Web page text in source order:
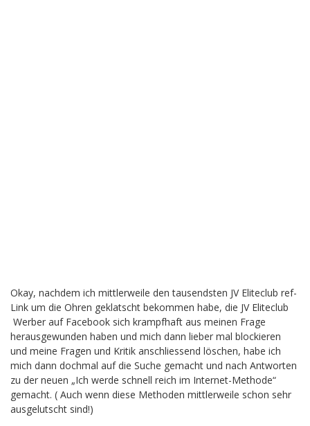
Okay, nachdem ich mittlerweile den tausendsten JV Eliteclub ref-
Link um die Ohren geklatscht bekommen habe, die JV Eliteclub
Werber auf Facebook sich krampfhaft aus meinen Frage
herausgewunden haben und mich dann lieber mal blockieren
und meine Fragen und Kritik anschliessend löschen, habe ich
mich dann dochmal auf die Suche gemacht und nach Antworten
zu der neuen „Ich werde schnell reich im Internet-Methode“
gemacht. ( Auch wenn diese Methoden mittlerweile schon sehr
ausgelutscht sind!)